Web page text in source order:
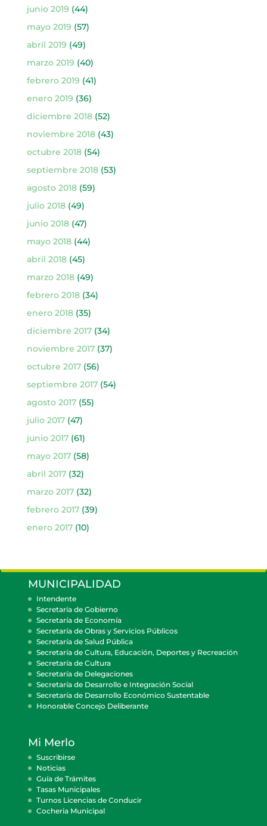
junio 2019 (44)
mayo 2019 (57)
abril 2019 (49)
marzo 2019 (40)
febrero 2019 (41)
enero 2019 (36)
diciembre 2018(52)
noviembre 2018(43)
octubre 2018(54)
septiembre 2018(53)
agosto 2018(59)
julio 2018(49)
junio 2018(47)
mayo 2018(44)
abril 2018(45)
marzo 2018(49)
febrero 2018(34)
enero 2018(35)
diciembre 2017(34)
noviembre 2017(37)
octubre 2017(56)
septiembre 2017(54)
agosto 2017(55)
julio 2017(47)
junio 2017(61)
mayo 2017(58)
abril 2017(32)
marzo 2017(32)
febrero 2017(39)
enero 2017(10)
MUNICIPALIDAD
Intendente
Secretaría de Gobierno
Secretaría de Economía
Secretaría de Obras y Servicios Públicos
Secretaría de Salud Pública
Secretaría de Cultura, Educación, Deportes y Recreación
Secretaría de Cultura
Secretaría de Delegaciones
Secretaría de Desarrollo e Integración Social
Secretaría de Desarrollo Económico Sustentable
Honorable Concejo Deliberante
Mi Merlo
Suscribirse
Noticias
Guía de Trámites
Tasas Municipales
Turnos Licencias de Conducir
Cocheria Municipal